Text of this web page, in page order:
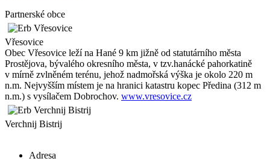
Partnerské obce
Vřesovice
Obec Vřesovice leží na Hané 9 km jižně od statutárního města
Prostějova, bývalého okresního města, v tzv.hanácké pahorkatině
v mírně zvlněném terénu, jehož nadmořská výška je okolo 220 m
n.m. Nejvyšším místem je na hranici katastru kopec Předina (312 m
n.m.) s vysílačem Dobrochov. www.vresovice.cz
Verchnij Bistrij
Adresa